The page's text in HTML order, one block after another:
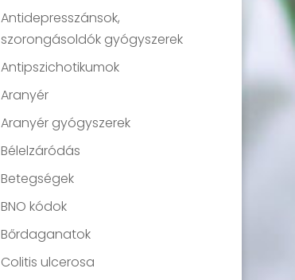
Antidepresszánsok,
szorongásoldók gyógyszerek
Antipszichotikumok
Aranyér
Aranyér gyógyszerek
Bélelzáródás
Betegségek
BNO kódok
Bőrdaganatok
Colitis ulcerosa